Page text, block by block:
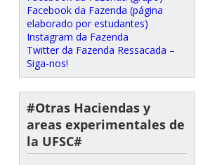
Facebook da Fazenda (página
elaborado por estudantes)
Instagram da Fazenda
Twitter da Fazenda Ressacada –
Siga-nos!
#Otras Haciendas y
areas experimentales de
la UFSC#